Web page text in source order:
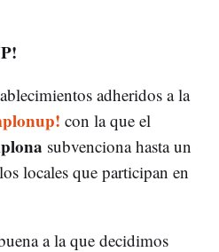
adheridos a la
con la que el
subvenciona hasta un
locales que participan en
a la que decidimos